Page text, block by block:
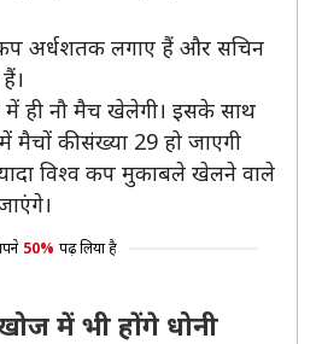
अर्धशतक लगाए हैं और सचिन
में ही नौ मैच खेलेगी। इसके साथ
मैचों की संख्या 29 हो जाएगी
विश्व कप मुकाबले खेलने वाले
50% पढ़ लिया है
में भी होंगे धोनी